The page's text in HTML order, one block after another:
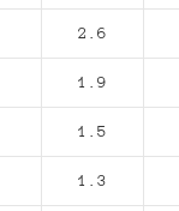
2.6
1.9
1.5
1.3